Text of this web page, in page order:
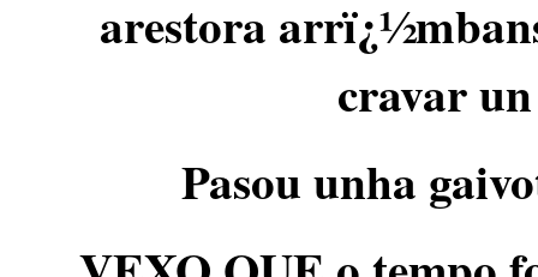
arestora
cravar
Pasou unha